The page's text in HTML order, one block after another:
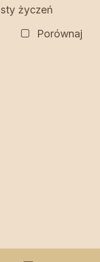
życzeń
Porównaj